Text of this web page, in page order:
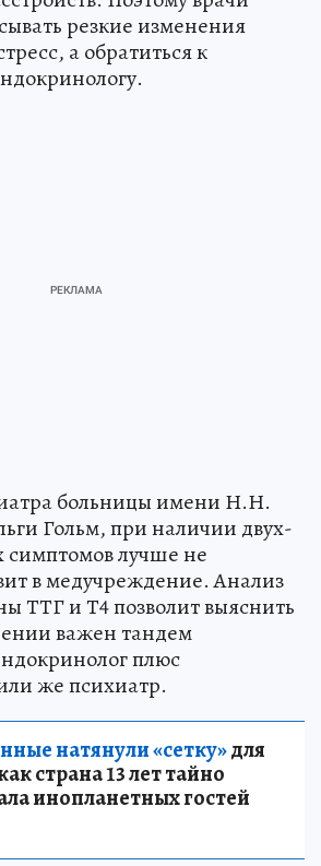
резкие изменения
а обратиться к
больницы имени Н.Н.
Гольм, при наличии двух-
симптомов лучше не
в медучреждение. Анализ
ТТГ и Т4 позволит выяснить
важен тандем
плюс
же психиатр.
натянули «сетку»для
страна 13 лет тайно
инопланетных гостей